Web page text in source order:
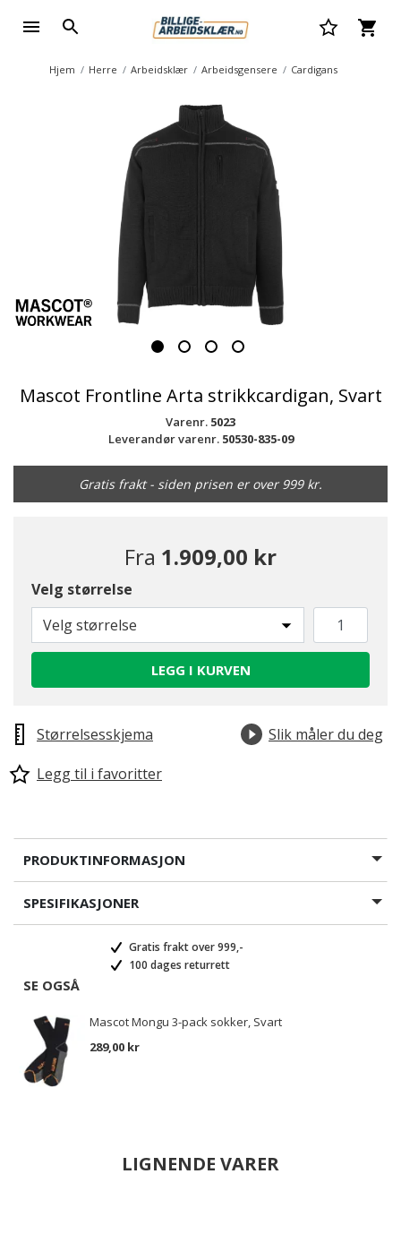
Hjem Herre Arbeidsklær Arbeidsgensere Cardigans
Mascot Frontline Arta strikkcardigan, Svart
Varenr. 5023
Leverandør varenr. 50530-835-09
Gratis frakt - siden prisen er over 999 kr.
Fra 1.909,00 kr
Velg størrelse
Velg størrelse
LEGG I KURVEN
Størrelsesskjema
Slik måler du deg
Legg til i favoritter
PRODUKTINFORMASJON
SPESIFIKASJONER
Gratis frakt over 999,-
100 dages returrett
SE OGSÅ
Mascot Mongu 3-pack sokker, Svart
289,00 kr
LIGNENDE VARER